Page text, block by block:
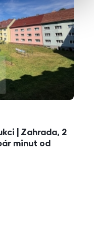
| Zahrada, 2
minut od